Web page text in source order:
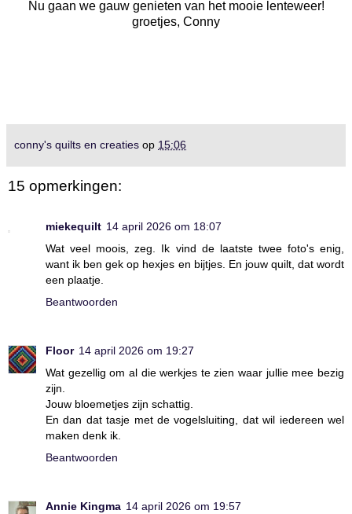
Nu gaan we gauw genieten van het mooie lenteweer!
groetjes, Conny
conny's quilts en creaties op 15:06
15 opmerkingen:
miekequilt 14 april 2026 om 18:07
Wat veel moois, zeg. Ik vind de laatste twee foto's enig,
want ik ben gek op hexjes en bijtjes. En jouw quilt, dat wordt
een plaatje.
Beantwoorden
Floor 14 april 2026 om 19:27
Wat gezellig om al die werkjes te zien waar jullie mee bezig
zijn.
Jouw bloemetjes zijn schattig.
En dan dat tasje met de vogelsluiting, dat wil iedereen wel
maken denk ik.
Beantwoorden
Annie Kingma 14 april 2026 om 19:57